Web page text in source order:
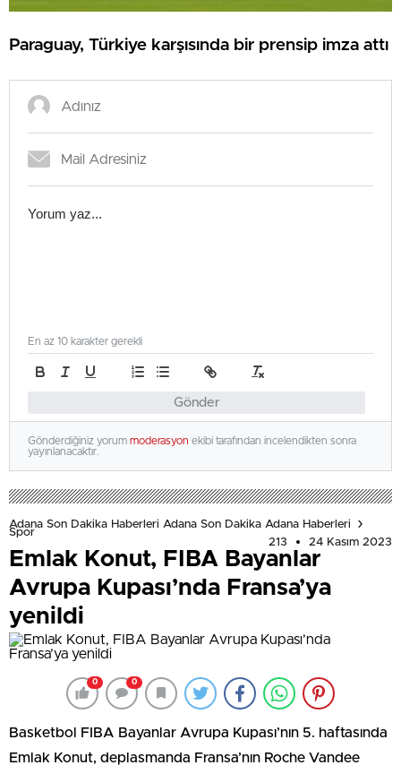
Paraguay, Türkiye karşısında bir prensip imza attı
Gönder
En az 10 karakter gerekli
Gönderdiğiniz yorum moderasyon ekibi tarafından incelendikten sonra
yayınlanacaktır.
Adana Son Dakika Haberleri Adana Son Dakika Adana Haberleri
Spor
213
24 Kasım 2023
Emlak Konut, FIBA Bayanlar
Avrupa Kupası’nda Fransa’ya
yenildi
0 0
Basketbol FIBA Bayanlar Avrupa Kupası’nın 5. haftasında
Emlak Konut, deplasmanda Fransa’nın Roche Vandee